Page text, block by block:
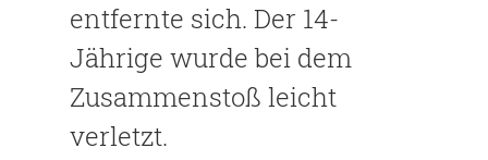
entfernte sich. Der 14-
Jährige wurde bei dem
Zusammenstoß leicht
verletzt.